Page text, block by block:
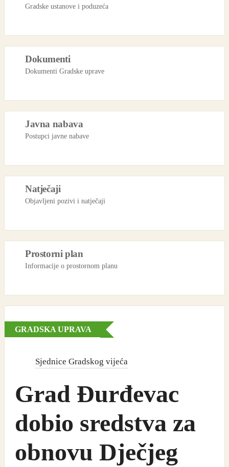
Gradske ustanove i poduzeća
Dokumenti
Dokumenti Gradske uprave
Javna nabava
Postupci javne nabave
Natječaji
Objavljeni pozivi i natječaji
Prostorni plan
Informacije o prostornom planu
GRADSKA UPRAVA
Sjednice Gradskog vijeća
Grad Đurđevac
dobio sredstva za
obnovu Dječjeg